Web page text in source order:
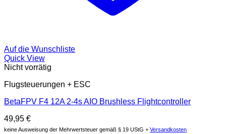
Auf die Wunschliste
Quick View
Nicht vorrätig
Flugsteuerungen + ESC
BetaFPV F4 12A 2-4s AIO Brushless Flightcontroller
49,95 €
keine Ausweisung der Mehrwertsteuer gemäß § 19 UStG + Versandkosten